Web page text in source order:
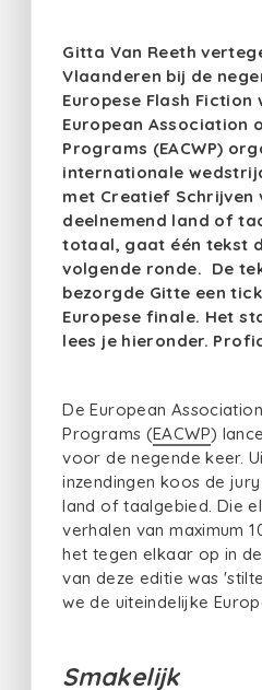
Gitta Van Reeth
Vlaanderen bij de
Europese Flash Fiction
European Association
Programs (EACWP)
internationale
met Creatief Schrijven
deelnemend land of
totaal, gaat één tekst
volgende ronde. De
bezorgde Gitte een
Europese finale. Het
lees je hieronder.
De European
Programs (EACWP)
voor de negende keer.
inzendingen koos de
land of taalgebied. Die
verhalen van maximum
het tegen elkaar op in
van deze editie was
we de uiteindelijke
Smakelijk